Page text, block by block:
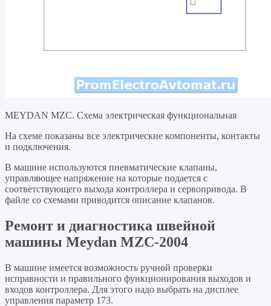
MEYDAN MZC. Схема электрическая функциональная
На схеме показаны все электрические компоненты, контакты
и подключения.
В машине используются пневматические клапаны,
управляющее напряжение на которые подается с
соответствующего выхода контроллера и сервопривода. В
файле со схемами приводится описание клапанов.
Ремонт и диагностика швейной
машины Meydan MZC-2004
В машине имеется возможность ручной проверки
исправности и правильного функционирования выходов и
входов контроллера. Для этого надо выбрать на дисплее
управления параметр 173.